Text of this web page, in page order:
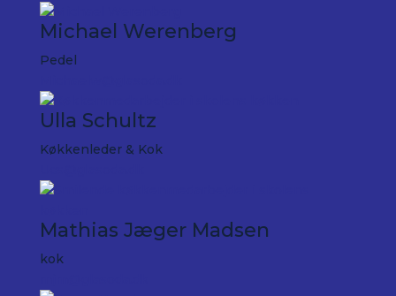
Michael Werenberg
Pedel
Ulla Schultz
Køkkenleder & Kok
Mathias Jæger Madsen
kok